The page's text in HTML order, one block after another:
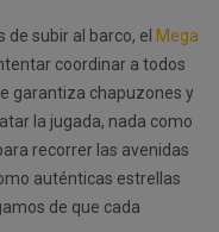
subir al barco, el Mega
coordinar a todos
garantiza chapuzones y
la jugada, nada como
recorrer las avenidas
auténticas estrellas
de que cada